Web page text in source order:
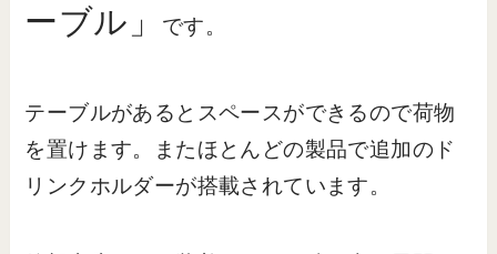
ーブル」
です。
テーブルがあるとスペースができるので荷物
を置けます。またほとんどの製品で追加のド
リンクホルダーが搭載されています。